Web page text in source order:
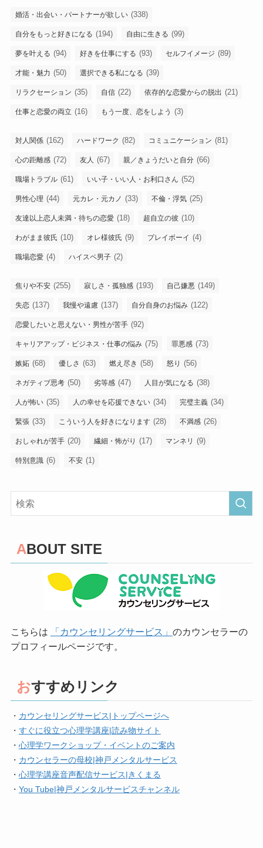
婚活・出会い・パートナーが欲しい (338)
自分をもっと好きになる (194) 自由に生きる (99)
夢を叶える (94) 好きを仕事にする (93) セルフイメージ (89)
才能・魅力 (50) 選択できる私になる (39)
リラクセーション (35) 自信 (22) 依存的な恋愛からの脱出 (21)
仕事と恋愛の両立 (16) もう一度、恋をしよう (3)
対人関係 (162) ハードワーク (82) コミュニケーション (81)
心の距離感 (72) 友人 (67) 親／きょうだいと自分 (66)
職場トラブル (61) いい子・いい人・お利口さん (52)
男性心理 (44) 元カレ・元カノ (33) 不倫・浮気 (25)
友達以上恋人未満・待ちの恋愛 (18) 超自立の彼 (10)
わがまま彼氏 (10) オレ様彼氏 (9) プレイボーイ (4)
職場恋愛 (4) ハイスペ男子 (2)
焦りや不安 (255) 寂しさ・孤独感 (193) 自己嫌悪 (149)
失恋 (137) 我慢や遠慮 (137) 自分自身のお悩み (122)
恋愛したいと思えない・男性が苦手 (92)
キャリアアップ・ビジネス・仕事の悩み (75) 罪悪感 (73)
嫉妬 (68) 優しさ (63) 燃え尽き (58) 怒り (56)
ネガティブ思考 (50) 劣等感 (47) 人目が気になる (38)
人が怖い (35) 人の幸せを応援できない (34) 完璧主義 (34)
緊張 (33) こういう人を好きになります (28) 不満感 (26)
おしゃれが苦手 (20) 繊細・怖がり (17) マンネリ (9)
特別意識 (6) 不安 (1)
ABOUT SITE
こちらは 「カウンセリングサービス」 のカウンセラーの
プロフィールページです。
おすすめリンク
・ カウンセリングサービス|トップページへ
・ すぐに役立つ心理学講座|読み物サイト
・ 心理学ワークショップ・イベントのご案内
・ カウンセラーの母校|神戸メンタルサービス
・ 心理学講座音声配信サービス|きくまる
・ You Tube|神戸メンタルサービスチャンネル